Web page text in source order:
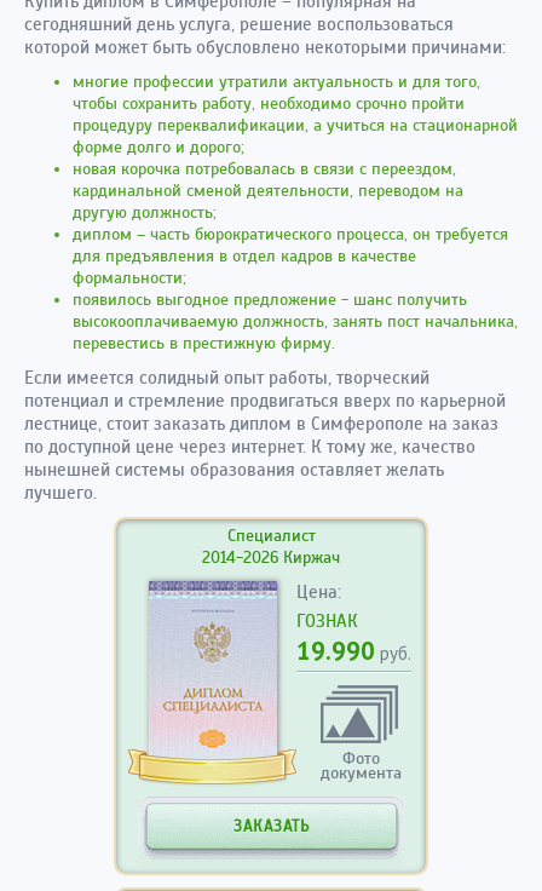
сегодняшний день услуга, решение воспользоваться
которой может быть обусловлено некоторыми причинами:
многие профессии утратили актуальность и для того,
чтобы сохранить работу, необходимо срочно пройти
процедуру переквалификации, а учиться на стационарной
форме долго и дорого;
новая корочка потребовалась в связи с переездом,
кардинальной сменой деятельности, переводом на
другую должность;
диплом – часть бюрократического процесса, он требуется
для предъявления в отдел кадров в качестве
формальности;
появилось выгодное предложение - шанс получить
высокооплачиваемую должность, занять пост начальника,
перевестись в престижную фирму.
Если имеется солидный опыт работы, творческий
потенциал и стремление продвигаться вверх по карьерной
лестнице, стоит заказать диплом в Симферополе на заказ
по доступной цене через интернет. К тому же, качество
нынешней системы образования оставляет желать
лучшего.
Специалист
2014-2026 Киржач
Цена:
ГОЗНАК
19.990 руб.
Фото
документа
ЗАКАЗАТЬ